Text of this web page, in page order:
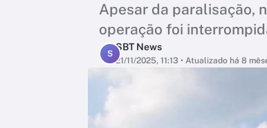
Apesar da paralisação,
operação foi
S
SBT News
21/11/2025, 11:13 • Atualizado há 8